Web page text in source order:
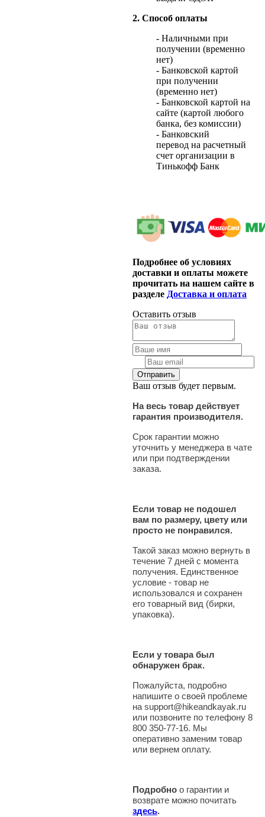
2. Способ оплаты
- Наличными при
получении (временно
нет)
- Банковской картой
при получении
(временно нет)
- Банковской картой на
сайте (картой любого
банка, без комиссии)
- Банковский
перевод на расчетный
счет организации в
Тинькофф Банк
Подробнее об условиях
доставки и оплаты можете
прочитать на нашем сайте в
разделе Доставка и оплата
Оставить отзыв
Ваш отзыв будет первым.
На весь товар действует
гарантия производителя.
Срок гарантии можно
уточнить у менеджера в чате
или при подтверждении
заказа.
Если товар не подошел
вам по размеру, цвету или
просто не понравился.
Такой заказ можно вернуть в
течение 7 дней с момента
получения. Единственное
условие - товар не
использовался и сохранен
его товарный вид (бирки,
упаковка).
Если у товара был
обнаружен брак.
Пожалуйста, подробно
напишите о своей проблеме
на support@hikeandkayak.ru
или позвоните по телефону 8
800 350-77-16. Мы
оперативно заменим товар
или вернем оплату.
Подробно о гарантии и
возврате можно почитать
здесь.